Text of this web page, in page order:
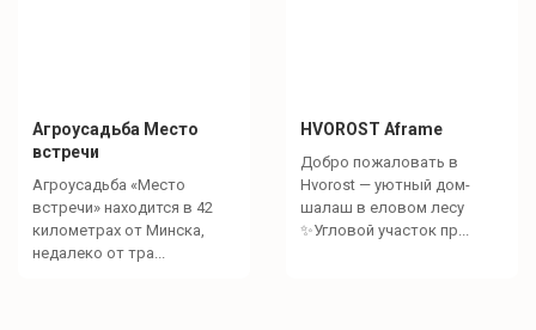
Агроусадьба Место
встречи
Агроусадьба «Место
встречи» находится в 42
километрах от Минска,
недалеко от тра...
HVOROST Aframe
Добро пожаловать в
Hvorost — уютный дом-
шалаш в еловом лесу
✨Угловой участок пр...